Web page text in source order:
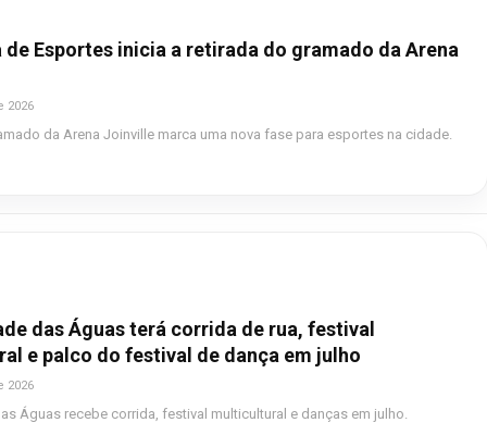
Esportes inicia a retirada do gramado da Arena
2026
da Arena Joinville marca uma nova fase para esportes na cidade.
das Águas terá corrida de rua, festival
e palco do festival de dança em julho
2026
Águas recebe corrida, festival multicultural e danças em julho.